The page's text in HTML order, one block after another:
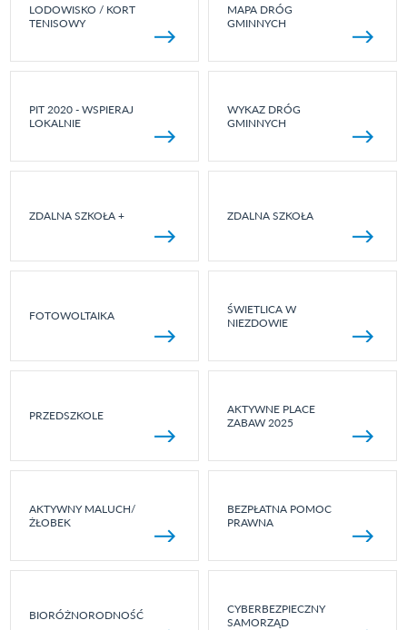
LODOWISKO / KORT
TENISOWY
MAPA DRÓG
GMINNYCH
PIT 2020 - WSPIERAJ
LOKALNIE
WYKAZ DRÓG
GMINNYCH
ZDALNA SZKOŁA + ZDALNA SZKOŁA
FOTOWOLTAIKA
ŚWIETLICA W
NIEZDOWIE
PRZEDSZKOLE
AKTYWNE PLACE
ZABAW 2025
AKTYWNY MALUCH/
ŻŁOBEK
BEZPŁATNA POMOC
PRAWNA
BIORÓŻNORODNOŚĆ
CYBERBEZPIECZNY
SAMORZĄD